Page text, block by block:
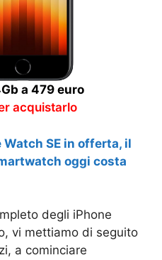
a 479 euro
acquistarlo
Watch SE in offerta, il
oggi costa
degli iPhone
vi mettiamo di seguito
a cominciare